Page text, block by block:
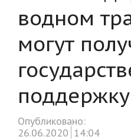
водном
могут
поддержку
Опубликовано:
26.06.2020 14:04